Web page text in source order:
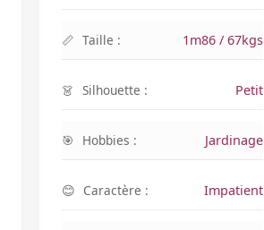
Taille : 1m86 / 67kgs
Silhouette : Petit
Hobbies : Jardinage
Caractère : Impatient